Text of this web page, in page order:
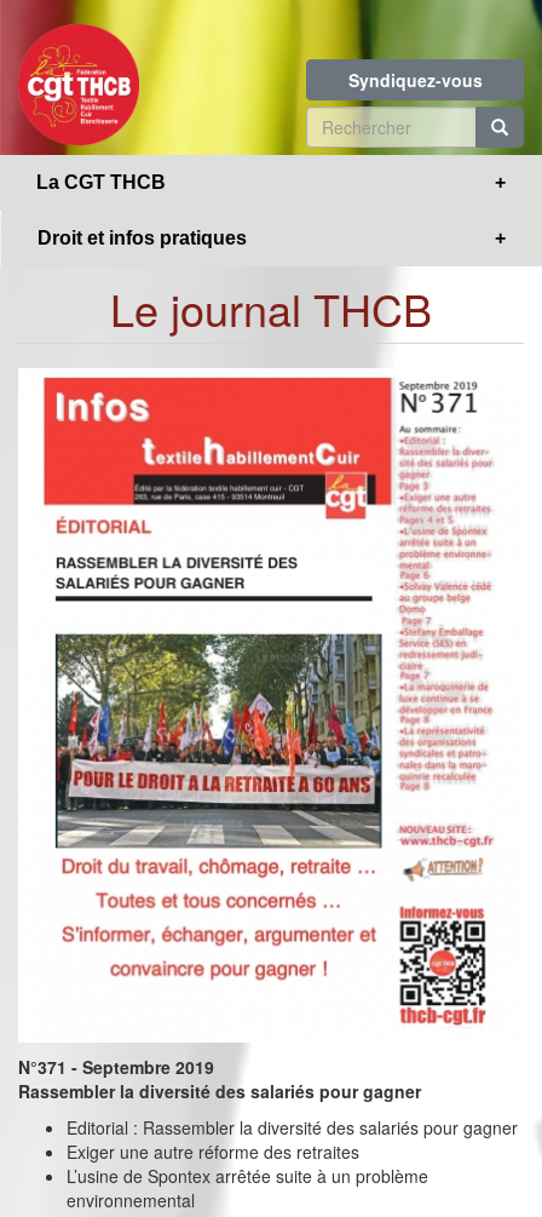
contenu
principal
Syndiquez-vous
Formulaire
de
La CGT THCB
Droit et infos pratiques
Le journal THCB
N°371 - Septembre 2019
Rassembler la diversité des salariés pour gagner
Editorial : Rassembler la diversité des salariés pour gagner
Exiger une autre réforme des retraites
L’usine de Spontex arrêtée suite à un problème
environnemental